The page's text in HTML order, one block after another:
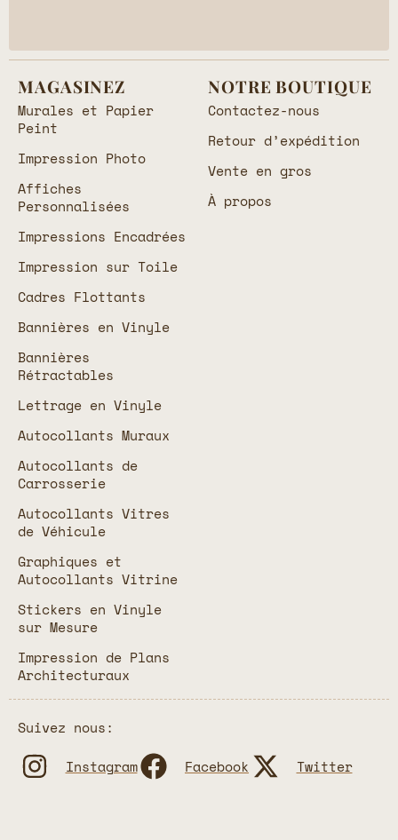
MAGASINEZ
Murales et Papier
Peint
Impression Photo
Affiches
Personnalisées
Impressions Encadrées
Impression sur Toile
Cadres Flottants
Bannières en Vinyle
Bannières
Rétractables
Lettrage en Vinyle
Autocollants Muraux
Autocollants de
Carrosserie
Autocollants Vitres
de Véhicule
Graphiques et
Autocollants Vitrine
Stickers en Vinyle
sur Mesure
Impression de Plans
Architecturaux
NOTRE BOUTIQUE
Contactez-nous
Retour d’expédition
Vente en gros
À propos
Suivez nous:
Instagram
Facebook Twitter